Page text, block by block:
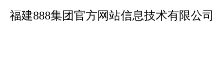
福建888集团官方网站信息技术有限公司